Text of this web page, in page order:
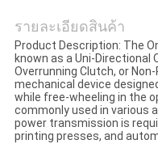
ใบ
เสนอ
ราคา
รายละเอียดสินค้า
Product Description: The
known as a Uni-Directional
Overrunning Clutch, or
mechanical device
while free-wheeling in the
commonly used in various
power transmission is
printing presses, and